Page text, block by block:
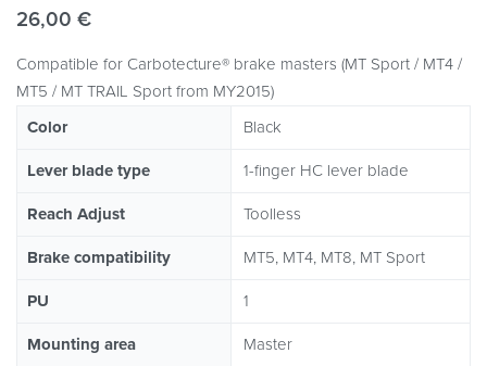
26,00 €
Compatible for Carbotecture® brake masters (MT Sport / MT4 /
MT5 / MT TRAIL Sport from MY2015)
Color
Black
Lever blade type 1-finger HC lever blade
Reach Adjust Toolless
Brake compatibility MT5, MT4, MT8, MT Sport
PU 1
Mounting area Master